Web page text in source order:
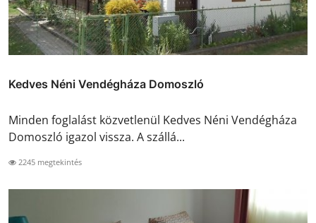
Kedves Néni Vendégháza Domoszló
Minden foglalást közvetlenül Kedves Néni Vendégháza
Domoszló igazol vissza. A szállá...
2245 megtekintés